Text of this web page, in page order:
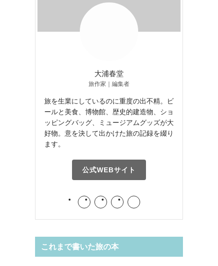
大浦春堂
旅作家｜編集者
旅を生業にしているのに重度の出不精。ビ
ールと美食、博物館、歴史的建造物、ショ
ッピングバッグ、ミュージアムグッズが大
好物。意を決して出かけた旅の記録を綴り
ます。
公式WEBサイト
これまで書いた旅の本